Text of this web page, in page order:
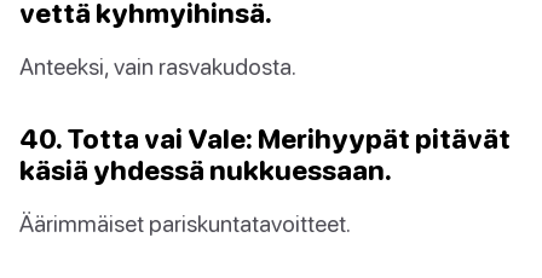
vettä kyhmyihinsä.
Anteeksi, vain rasvakudosta.
40. Totta vai Vale: Merihyypät pitävät
käsiä yhdessä nukkuessaan.
Äärimmäiset pariskuntatavoitteet.